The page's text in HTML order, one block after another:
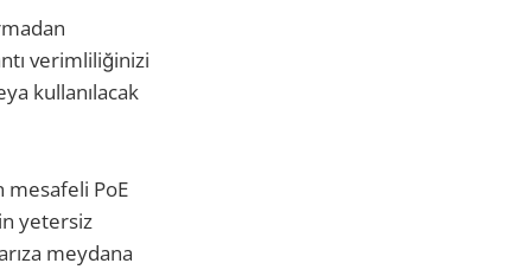
verimliliğinizi
kullanılacak
mesafeli PoE
yetersiz
meydana